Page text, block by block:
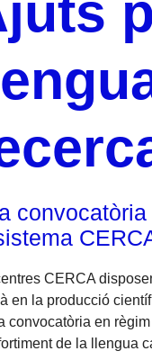
CERCA
en la producció
convocatòria en
de la llengua